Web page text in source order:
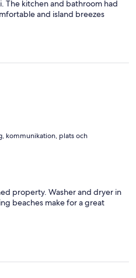
The kitchen and bathroom had
and island breezes
kommunikation, plats och
property. Washer and dryer in
beaches make for a great